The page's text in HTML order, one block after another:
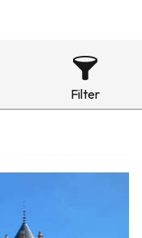
Filter